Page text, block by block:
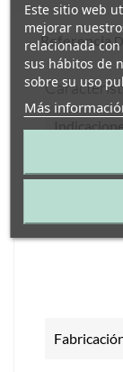
Referencia
Este sitio web
mejorar
relacionada
sus hábitos de
sobre su uso
Más